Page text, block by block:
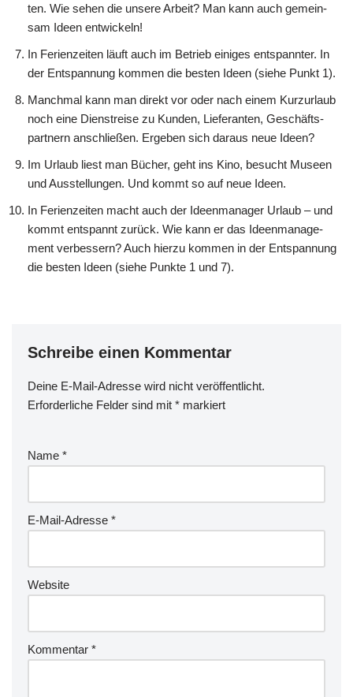
ten. Wie sehen die unse­re Arbeit? Man kann auch gemein­
sam Ideen entwickeln!
In Feri­en­zei­ten läuft auch im Betrieb eini­ges ent­spann­ter. In
der Ent­span­nung kom­men die besten Ideen (sie­he Punkt 1).
Manch­mal kann man direkt vor oder nach einem Kurz­ur­laub
noch eine Dienst­rei­se zu Kun­den, Lie­fe­ran­ten, Geschäfts­
part­nern anschlie­ßen. Erge­ben sich dar­aus neue Ideen?
Im Urlaub liest man Bücher, geht ins Kino, besucht Muse­en
und Aus­stel­lun­gen. Und kommt so auf neue Ideen.
In Feri­en­zei­ten macht auch der Ideen­ma­na­ger Urlaub – und
kommt ent­spannt zurück. Wie kann er das Ideen­ma­nage­
ment ver­bes­sern? Auch hier­zu kom­men in der Ent­span­nung
die besten Ideen (sie­he Punk­te 1 und 7).
Schreibe einen Kommentar
Deine E-Mail-Adresse wird nicht veröffentlicht.
Erforderliche Felder sind mit * markiert
Name *
E-Mail-Adresse *
Website
Kommentar *